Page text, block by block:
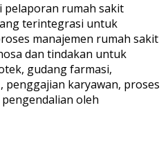
pelaporan rumah sakit
terintegrasi untuk
manajemen rumah sakit
dan tindakan untuk
gudang farmasi,
penggajian karyawan, proses
oleh